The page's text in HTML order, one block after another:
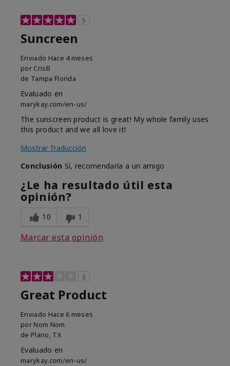
5
Suncreen
Enviado Hace 4 meses
por CrisB
de Tampa Florida
Evaluado en
marykay.com/en-us/
The sunscreen product is great! My whole family uses
this product and we all love it!
Mostrar Traducción
Conclusión Sí, recomendaría a un amigo
¿Le ha resultado útil esta
opinión?
10 1
Marcar esta opinión
3
Great Product
Enviado Hace 6 meses
por Nom Nom
de Plano, TX
Evaluado en
marykay.com/en-us/